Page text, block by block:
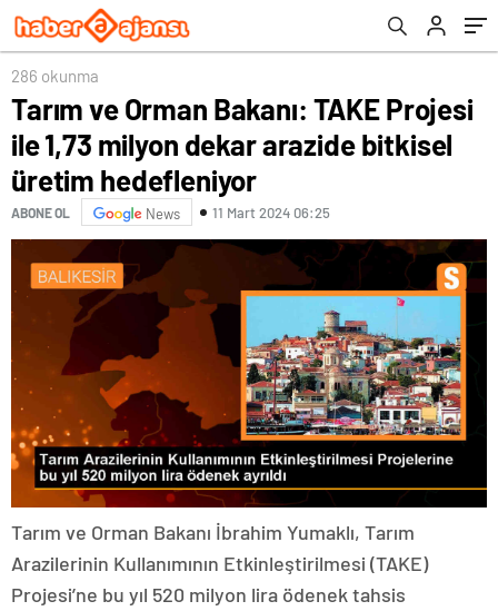
hedefleniyor
286 okunma
Tarım ve Orman Bakanı: TAKE Projesi
ile 1,73 milyon dekar arazide bitkisel
üretim hedefleniyor
ABONE OL News 11 Mart 2024 06:25
Tarım ve Orman Bakanı İbrahim Yumaklı, Tarım
Arazilerinin Kullanımının Etkinleştirilmesi (TAKE)
Projesi’ne bu yıl 520 milyon lira ödenek tahsis